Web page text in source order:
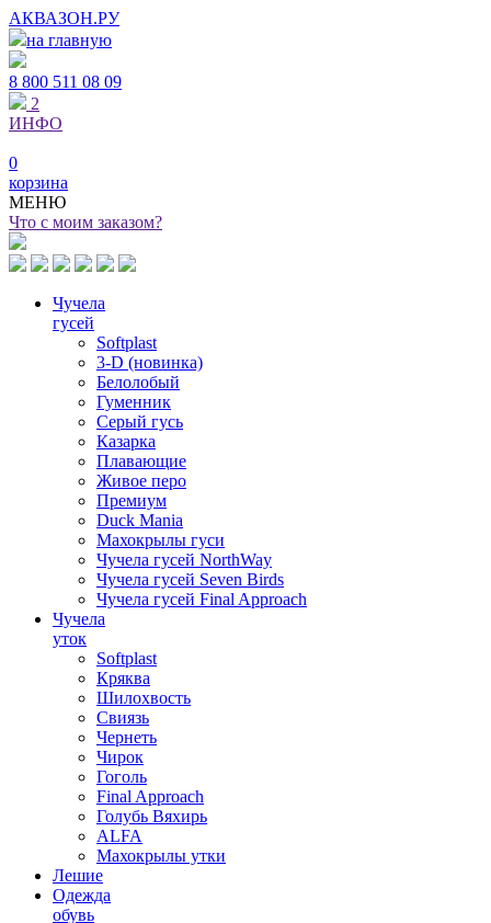
АКВАЗОН.РУ
на главную
8 800 511 08 09
2
ИНФО
0
корзина
МЕНЮ
Что с моим заказом?
Чучела
гусей
Softplast
3-D (новинка)
Белолобый
Гуменник
Серый гусь
Казарка
Плавающие
Живое перо
Премиум
Duck Mania
Махокрылы гуси
Чучела гусей NorthWay
Чучела гусей Seven Birds
Чучела гусей Final Approach
Чучела
уток
Softplast
Кряква
Шилохвость
Свиязь
Чернеть
Чирок
Гоголь
Final Approach
Голубь Вяхирь
ALFA
Махокрылы утки
Лешие
Одежда
обувь